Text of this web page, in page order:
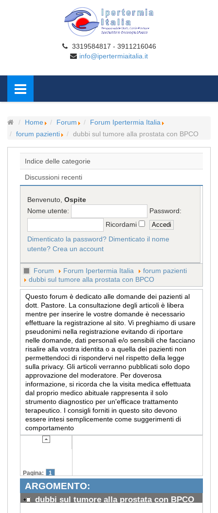
3319584817 - 3911216046
info@ipertermiaitalia.it
Home Forum
Forum Ipertermia Italia
forum pazienti
dubbi sul tumore alla prostata con BPCO
Indice delle categorie
Discussioni recenti
Benvenuto,Ospite
Nome utente:
Password:
Ricordami
Dimenticato la password? Dimenticato il nome
utente? Crea un account
Forum Forum Ipertermia Italia
forum pazienti
dubbi sul tumore alla prostata con BPCO
Questo forum è dedicato alle domande dei pazienti al
dott. Pastore. La consultazione degli articoli è libera
mentre per inserire le vostre domande è necessario
effettuare la registrazione al sito. Vi preghiamo di usare
pseudonimi nella registrazione evitando di riportare
nelle domande, dati personali e/o sensibili che facciano
risalire alla vostra identita o a quella dei pazienti non
permettendoci di rispondervi nel rispetto della legge
sulla privacy. Gli articoli verranno pubblicati solo dopo
approvazione del moderatore. Per doverosa
informazione, si ricorda che la visita medica effettuata
dal proprio medico abituale rappresenta il solo
strumento diagnostico per un'efficace trattamento
terapeutico. I consigli forniti in questo sito devono
essere intesi semplicemente come suggerimenti di
comportamento
Pagina: 1
ARGOMENTO:
dubbi sul tumore alla prostata con BPCO